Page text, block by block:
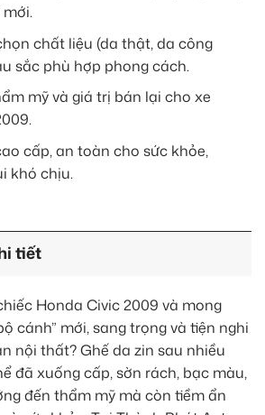
chất liệu (da thật, da công
sắc phù hợp phong cách.
mỹ và giá trị bán lại cho xe
cấp, an toàn cho sức khỏe,
khó chịu.
tiết
Honda Civic 2009 và mong
cánh” mới, sang trọng và tiện nghi
nội thất? Ghế da zin sau nhiều
đã xuống cấp, sờn rách, bạc màu,
đến thẩm mỹ mà còn tiềm ẩn